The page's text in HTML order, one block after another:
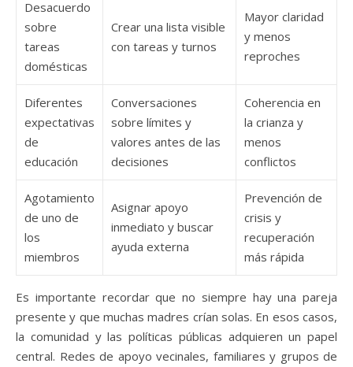
Desacuerdo
sobre
tareas
domésticas
Crear una lista visible
con tareas y turnos
Mayor claridad
y menos
reproches
Diferentes
expectativas
de
educación
Conversaciones
sobre límites y
valores antes de las
decisiones
Coherencia en
la crianza y
menos
conflictos
Agotamiento
de uno de
los
miembros
Asignar apoyo
inmediato y buscar
ayuda externa
Prevención de
crisis y
recuperación
más rápida
Es importante recordar que no siempre hay una pareja
presente y que muchas madres crían solas. En esos casos,
la comunidad y las políticas públicas adquieren un papel
central. Redes de apoyo vecinales, familiares y grupos de